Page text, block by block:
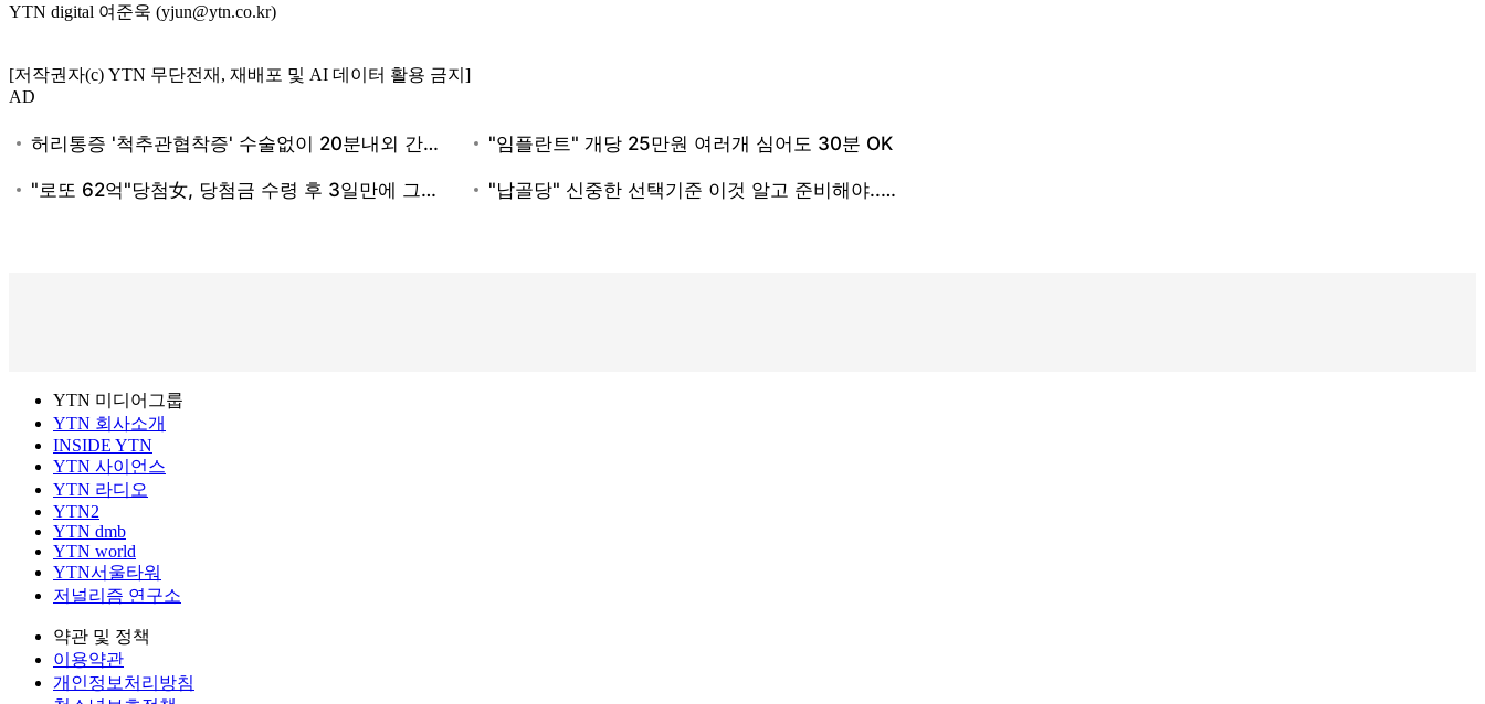
YTN digital 여준욱 (yjun@ytn.co.kr)
[저작권자(c) YTN 무단전재, 재배포 및 AI 데이터 활용 금지]
AD
YTN 미디어그룹
YTN 회사소개
INSIDE YTN
YTN 사이언스
YTN 라디오
YTN2
YTN dmb
YTN world
YTN서울타워
저널리즘 연구소
약관 및 정책
이용약관
개인정보처리방침